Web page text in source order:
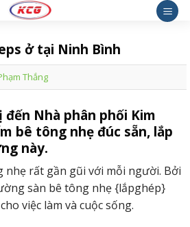
ở tại Ninh Bình
Thắng
Nhà phân phối Kim
bê tông nhẹ đúc sẵn, lắp
này.
nhẹ rất gần gũi với mỗi người. Bởi
sàn bê tông nhẹ {lắpghép}
việc làm và cuộc sống.